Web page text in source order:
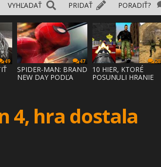
PORADIŤ?
PRIDAŤ
VYHĽADAŤ
49 47
SPIDER-MAN: BRAND
NEW DAY PODĽA
28
10 HIER, KTORÉ
POSUNULI HRANIE
4, hra dostala